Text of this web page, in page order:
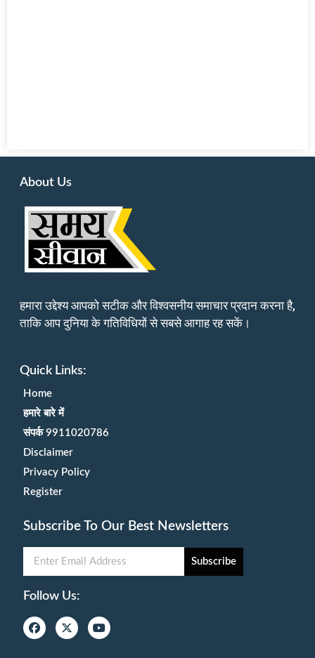
About Us
हमारा उद्देश्य आपको सटीक और विश्वसनीय समाचार प्रदान करना है,
ताकि आप दुनिया के गतिविधियों से सबसे आगाह रह सकें।
Quick Links:
Home
हमारे बारे में
संपर्क 9911020786
Disclaimer
Privacy Policy
Register
Subscribe To Our Best Newsletters
Subscribe
Follow Us: